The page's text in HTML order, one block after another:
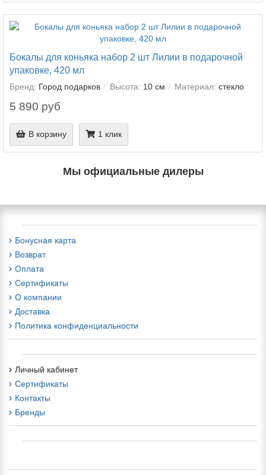
Бокалы для коньяка набор 2 шт Лилии в подарочной
упаковке, 420 мл
Бренд: Город подарков Высота: 10 см Материал: стекло
5 890 руб
В корзину 1 клик
Мы официальные дилеры
Бонусная карта
Возврат
Оплата
Сертификаты
О компании
Доставка
Политика конфиденциальности
Личный кабинет
Сертификаты
Контакты
Бренды